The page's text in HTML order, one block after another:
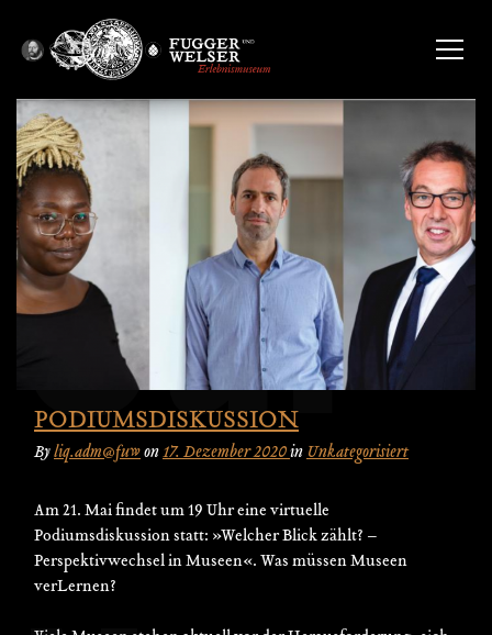
PODIUMSDISKUSSION
Byliq.adm@fuwon17. Dezember 2020inUnkategorisiert
Am 21. Mai findet um 19 Uhr eine virtuelle
Podiumsdiskussion statt: »Welcher Blick zählt? –
Perspektivwechsel in Museen«. Was müssen Museen
verLernen?